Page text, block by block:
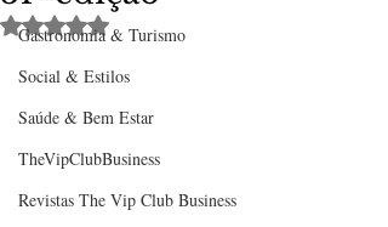
Gastronomia & Turismo
Social & Estilos
Saúde & Bem Estar
TheVipClubBusiness
Revistas The Vip Club Business
Avaliado com NaN de 5 estrelas.